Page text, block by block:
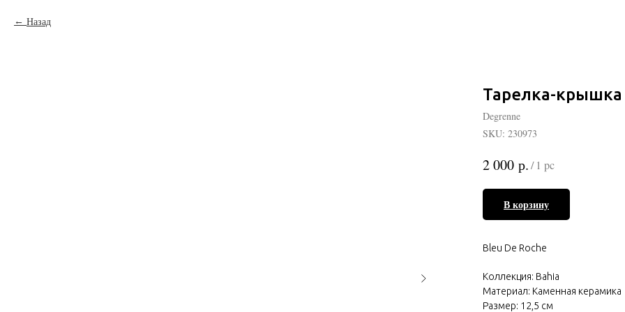
Назад
Тарелка-крышка
Degrenne
SKU: 230973
2 000 р./ 1 pc
В корзину
Bleu De Roche
Коллекция: Bahia
Материал: Каменная керамика
Размер: 12,5 см